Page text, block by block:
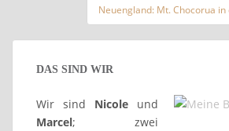
Neuengland: Mt. Chocorua
DAS SIND WIR
Wir sind Nicole und
Marcel; zwei